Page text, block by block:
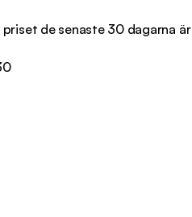
priset de senaste 30 dagarna är